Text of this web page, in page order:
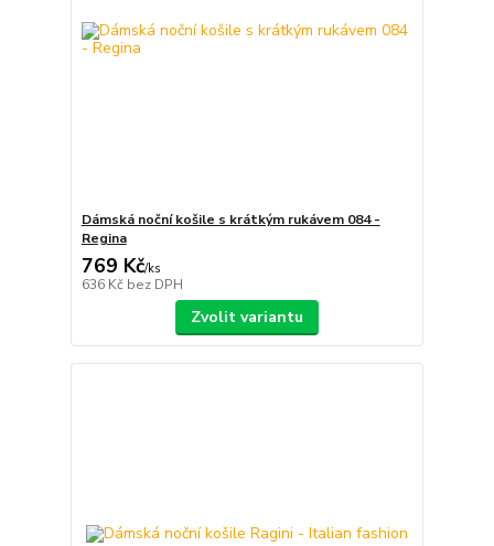
Dámská noční košile s krátkým rukávem 084 -
Regina
769 Kč/ks
636 Kč bez DPH
Zvolit variantu